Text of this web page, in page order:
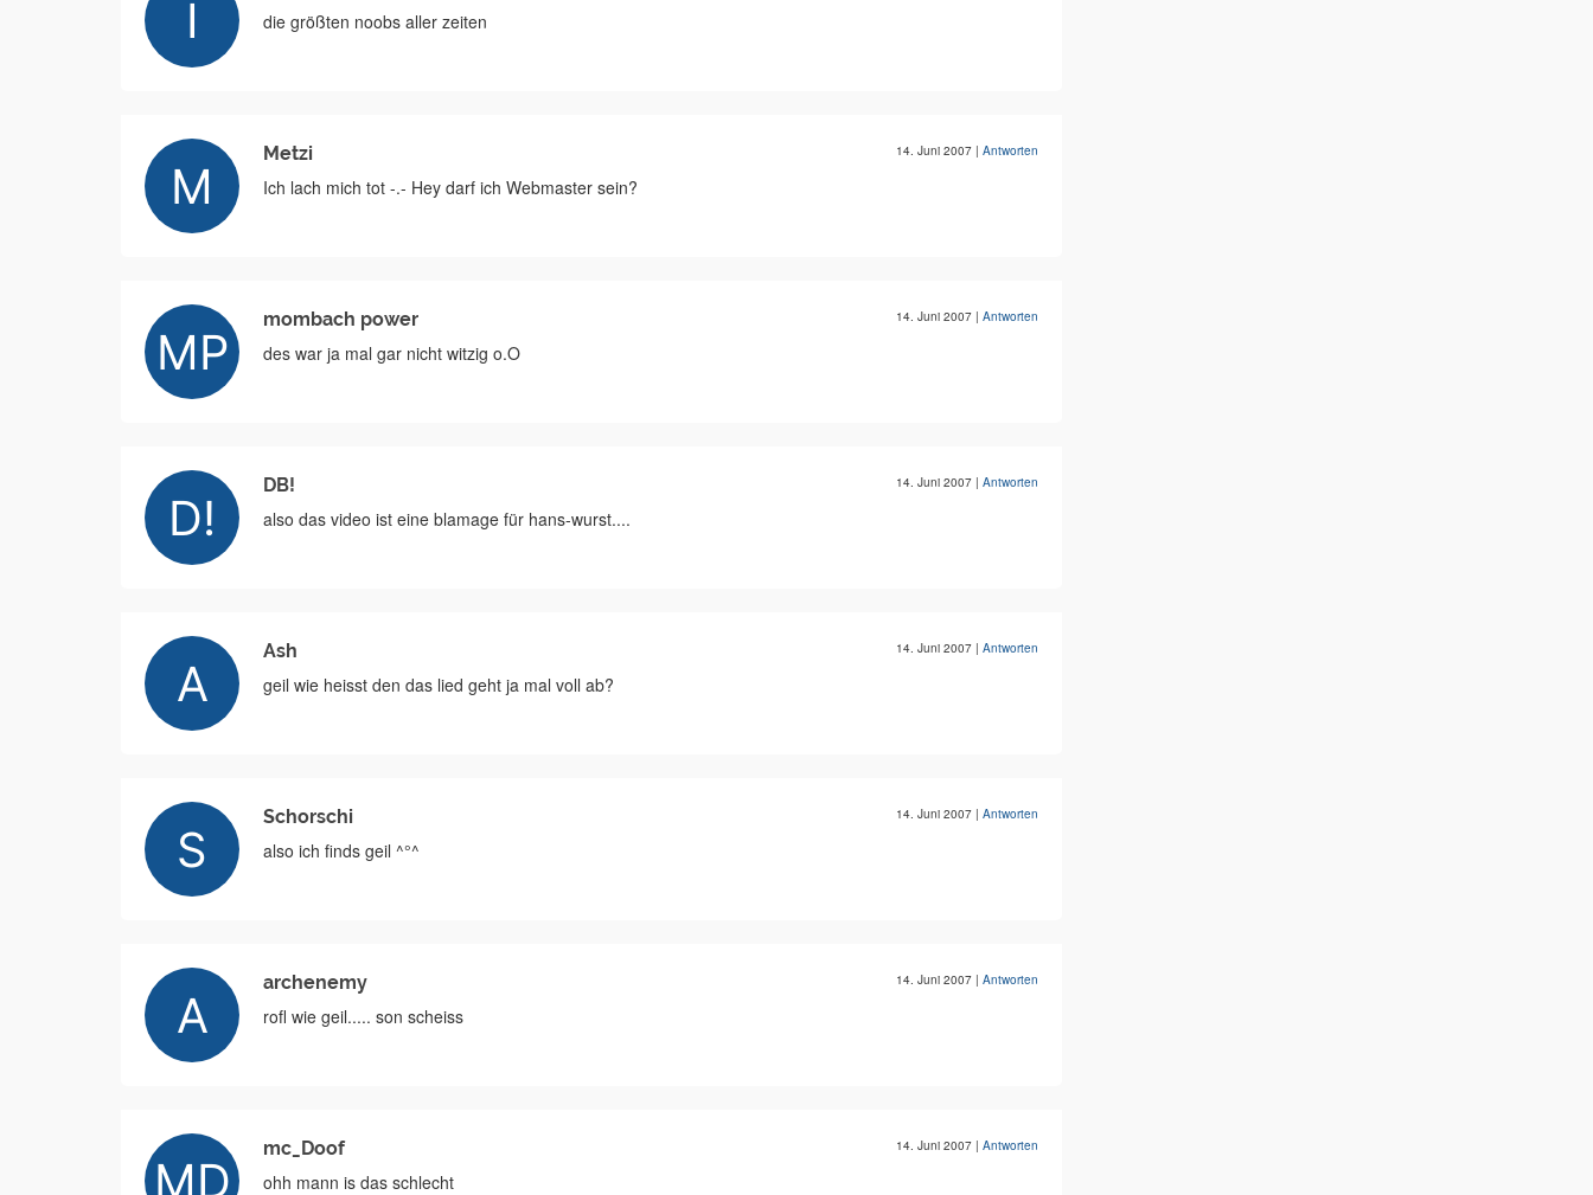
die größten noobs aller zeiten
Metzi 14. Juni 2007 | Antworten
Ich lach mich tot -.- Hey darf ich Webmaster sein?
mombach power 14. Juni 2007 | Antworten
des war ja mal gar nicht witzig o.O
DB! 14. Juni 2007 | Antworten
also das video ist eine blamage für hans-wurst....
Ash 14. Juni 2007 | Antworten
geil wie heisst den das lied geht ja mal voll ab?
Schorschi 14. Juni 2007 | Antworten
also ich finds geil ^°^
archenemy 14. Juni 2007 | Antworten
rofl wie geil..... son scheiss
mc_Doof 14. Juni 2007 | Antworten
ohh mann is das schlecht